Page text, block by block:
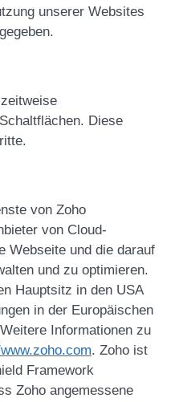
unserer Websites
Diese
von Zoho
von Cloud-
Webseite und die darauf
und zu optimieren.
Hauptsitz in den USA
in der Europäischen
Informationen zu
. Zoho ist
Framework
Zoho angemessene